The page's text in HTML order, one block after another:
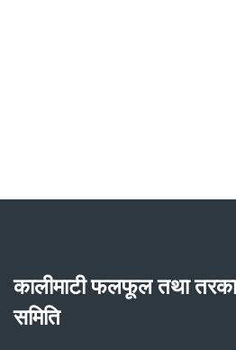
कालीमाटी फलफूल तथा
समिति